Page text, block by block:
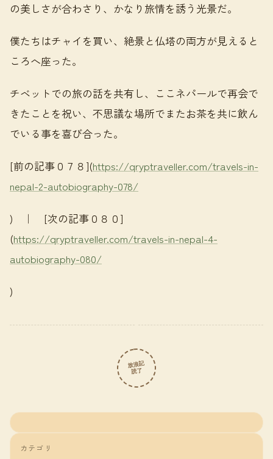
の美しさが合わさり、かなり旅情を誘う光景だ。
僕たちはチャイを買い、絶景と仏塔の両方が見えると
ころへ座った。
チベットでの旅の話を共有し、ここネパールで再会で
きたことを祝い、不思議な場所でまたお茶を共に飲ん
でいる事を喜び合った。
[前の記事０７８](https://qryptraveller.com/travels-in-
nepal-2-autobiography-078/
) ｜ [次の記事０８０]
(https://qryptraveller.com/travels-in-nepal-4-
autobiography-080/
)
放浪記
読了
カテゴリ